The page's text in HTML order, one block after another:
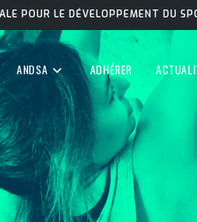
POUR LE DÉVELOPPEMENT DU
ANDSA ADHÉRER